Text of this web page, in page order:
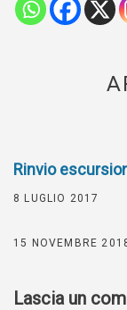
Rinvio
8 LUGLIO 2017
15 NOVEMBRE
Lascia un